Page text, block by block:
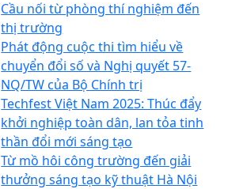
Cầu nối từ phòng thí nghiệm đến
thị trường
Phát động cuộc thi tìm hiểu về
chuyển đổi số và Nghị quyết 57-
NQ/TW của Bộ Chính trị
Techfest Việt Nam 2025: Thúc đẩy
khởi nghiệp toàn dân, lan tỏa tinh
thần đổi mới sáng tạo
Từ mồ hôi công trường đến giải
thưởng sáng tạo kỹ thuật Hà Nội